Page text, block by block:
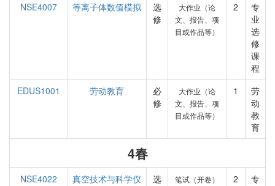
NSE4007
等离子体数值模拟
选
修
大作业（论
文、报告、项
目或作品等）
2
专
业
选
修
课
程
EDUS1001
劳动教育
必
修
大作业（论
文、报告、项
目或作品等）
1
劳
动
教
育
4春
NSE4022
真空技术与科学仪
选
笔试（开卷） 2
专